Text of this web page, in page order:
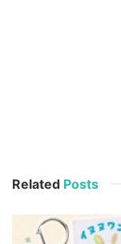
Related Posts